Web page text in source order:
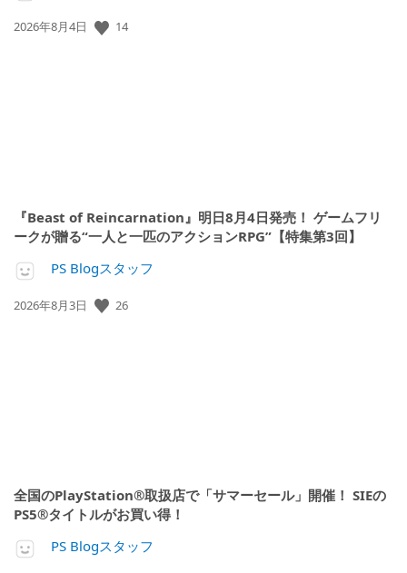
公
2026年8月4日 14
『Beast of Reincarnation』明日8月4日発売！ ゲームフリ
ークが贈る“一人と一匹のアクションRPG”【特集第3回】
PS Blogスタッフ
公
2026年8月3日 26
全国のPlayStation®取扱店で「サマーセール」開催！ SIEの
PS5®タイトルがお買い得！
PS Blogスタッフ